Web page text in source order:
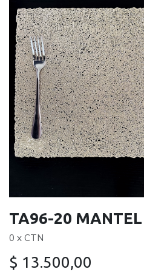
TA96-20
0 x CTN
$ 13.500,00